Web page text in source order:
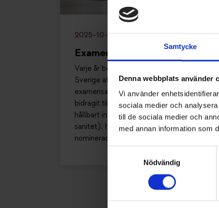
Samtycke
Denna webbplats använder
Vi använder
sociala medier och
till de sociala medier och
med annan information som
Nödvändig
2025-10-31
Examensarbeten inom VS
Varje år ber vi universitet och högskolor i
Sverige att nominera
examensarbeten som på något sätt
bidragit till att göra samhället mer
hållbart inom området VS (värme och
sanitet). Här har vi listat samtliga
nominerade examensarbeten.